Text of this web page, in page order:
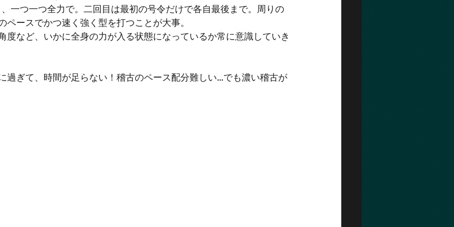
一つ一つ全力で。二回目は最初の号令だけで各自最後まで。周りの
ペースでかつ速く強く型を打つことが大事。
度など、いかに全身の力が入る状態になっているか常に意識していき
過ぎて、時間が足らない！稽古のペース配分難しい…でも濃い稽古が